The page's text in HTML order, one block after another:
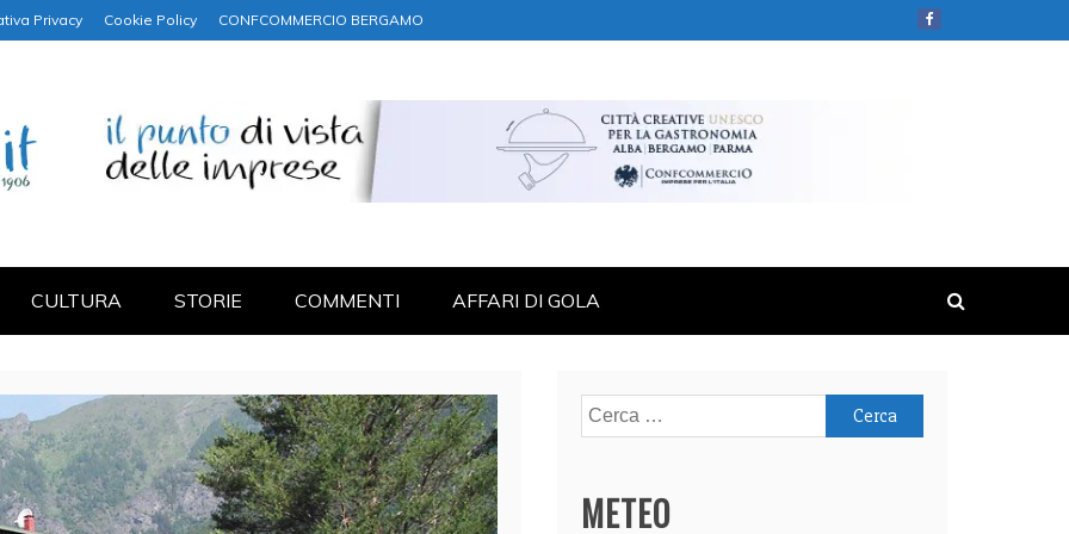
Privacy Cookie Policy CONFCOMMERCIO BERGAMO
CULTURA STORIE COMMENTI AFFARI DI GOLA
Ricerca
per:
METEO